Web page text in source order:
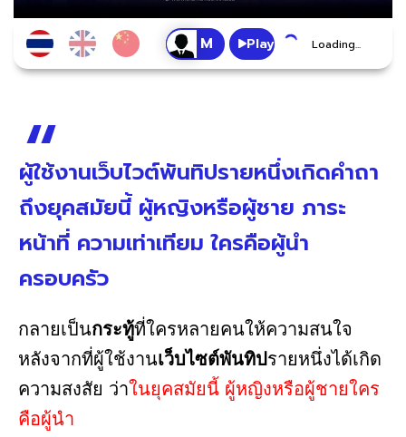
Play Loading...
ผู้ใช้งานเว็บไวต์พันทิปรายหนึ่งเกิดคำถา
ถึงยุคสมัยนี้ ผู้หญิงหรือผู้ชาย ภาระ
หน้าที่ ความเท่าเทียม ใครคือผู้นำ
ครอบครัว
กลายเป็นกระทู้ที่ใครหลายคนให้ความสนใจ
หลังจากที่ผู้ใช้งานเว็บไซต์พันทิปรายหนึ่งได้เกิด
ความสงสัย ว่าในยุคสมัยนี้ ผู้หญิงหรือผู้ชายใคร
คือผู้นำ